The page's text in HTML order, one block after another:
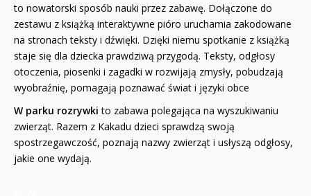
to nowatorski sposób nauki przez zabawę. Dołączone do
zestawu z książką interaktywne pióro uruchamia zakodowane
na stronach teksty i dźwięki. Dzięki niemu spotkanie z książką
staje się dla dziecka prawdziwą przygodą. Teksty, odgłosy
otoczenia, piosenki i zagadki w rozwijają zmysły, pobudzają
wyobraźnię, pomagają poznawać świat i języki obce
W parku rozrywki to zabawa polegająca na wyszukiwaniu
zwierząt. Razem z Kakadu dzieci sprawdzą swoją
spostrzegawczość, poznają nazwy zwierząt i usłyszą odgłosy,
jakie one wydają.